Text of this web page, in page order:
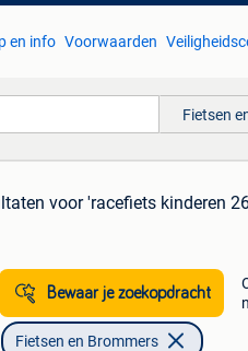
en info Voorwaarden
Fietsen
voor 'racefiets kinderen
Bewaar je zoekopdracht
Fietsen en Brommers